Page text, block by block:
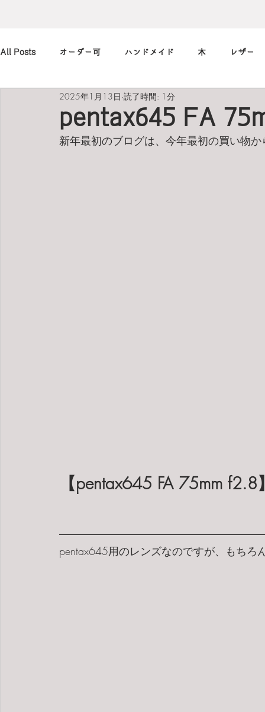
All Posts オーダー可 ハンドメイド 木 レザー
カメラ 本 筆記用具
art 買ったもの 小休止の 習慣
pentax645 FA
2025年1月13日 読了時間: 1分
新年最初のブログは、今年最初の買い物か
【pentax645 FA 75mm f2.8
pentax645用のレンズなのですが、もち